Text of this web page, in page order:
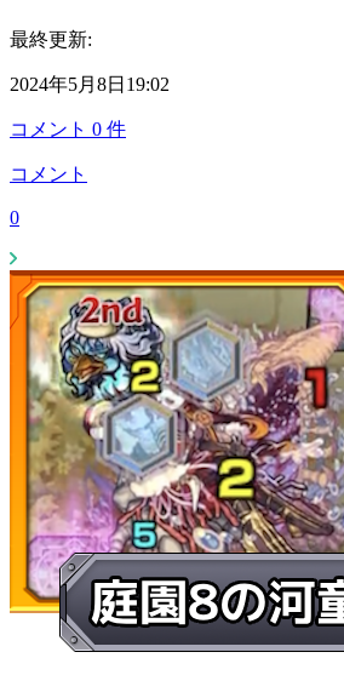
最終更新:
2024年5月8日19:02
コメント 0 件
コメント
0